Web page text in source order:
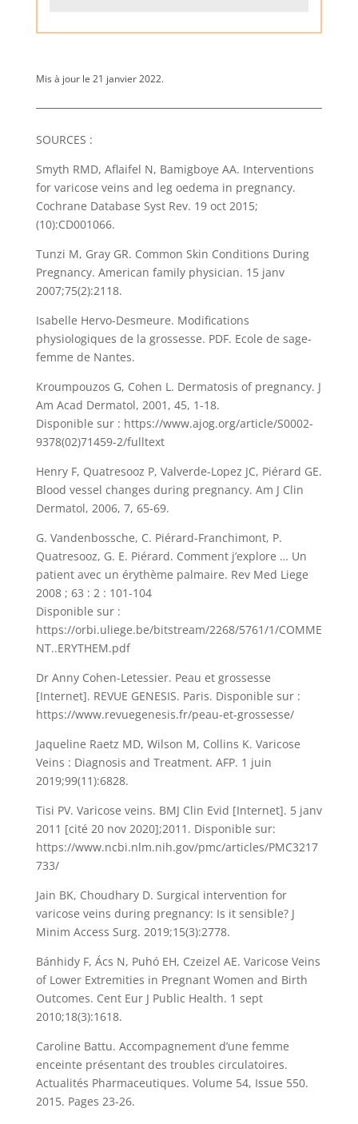
Mis à jour le 21 janvier 2022.
SOURCES :
Smyth RMD, Aflaifel N, Bamigboye AA. Interventions
for varicose veins and leg oedema in pregnancy.
Cochrane Database Syst Rev. 19 oct 2015;
(10):CD001066.
Tunzi M, Gray GR. Common Skin Conditions During
Pregnancy. American family physician. 15 janv
2007;75(2):2118.
Isabelle Hervo-Desmeure. Modifications
physiologiques de la grossesse. PDF. Ecole de sage-
femme de Nantes.
Kroumpouzos G, Cohen L. Dermatosis of pregnancy. J
Am Acad Dermatol, 2001, 45, 1-18.
Disponible sur : https://www.ajog.org/article/S0002-
9378(02)71459-2/fulltext
Henry F, Quatresooz P, Valverde-Lopez JC, Piérard GE.
Blood vessel changes during pregnancy. Am J Clin
Dermatol, 2006, 7, 65-69.
G. Vandenbossche, C. Piérard-Franchimont, P.
Quatresooz, G. E. Piérard. Comment j’explore … Un
patient avec un érythème palmaire. Rev Med Liege
2008 ; 63 : 2 : 101-104
Disponible sur :
https://orbi.uliege.be/bitstream/2268/5761/1/COMME
NT..ERYTHEM.pdf
Dr Anny Cohen-Letessier. Peau et grossesse
[Internet]. REVUE GENESIS. Paris. Disponible sur :
https://www.revuegenesis.fr/peau-et-grossesse/
Jaqueline Raetz MD, Wilson M, Collins K. Varicose
Veins : Diagnosis and Treatment. AFP. 1 juin
2019;99(11):6828.
Tisi PV. Varicose veins. BMJ Clin Evid [Internet]. 5 janv
2011 [cité 20 nov 2020];2011. Disponible sur:
https://www.ncbi.nlm.nih.gov/pmc/articles/PMC3217
733/
Jain BK, Choudhary D. Surgical intervention for
varicose veins during pregnancy: Is it sensible? J
Minim Access Surg. 2019;15(3):2778.
Bánhidy F, Ács N, Puhó EH, Czeizel AE. Varicose Veins
of Lower Extremities in Pregnant Women and Birth
Outcomes. Cent Eur J Public Health. 1 sept
2010;18(3):1618.
Caroline Battu. Accompagnement d’une femme
enceinte présentant des troubles circulatoires.
Actualités Pharmaceutiques. Volume 54, Issue 550.
2015. Pages 23-26.